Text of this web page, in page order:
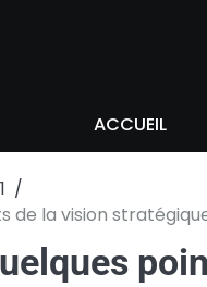
ACCUEIL
de la vision